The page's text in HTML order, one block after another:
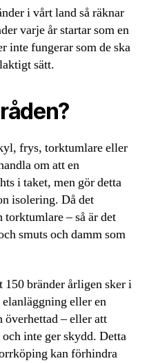
i vårt land så räknar
varje år startar som en
inte fungerar som de ska
sätt.
frys, torktumlare eller
om att en
i taket, men gör detta
isolering. Då det
– så är det
smuts och damm som
150 bränder årligen sker i
eller en
överhettad – eller att
inte ger skydd. Detta
kan förhindra